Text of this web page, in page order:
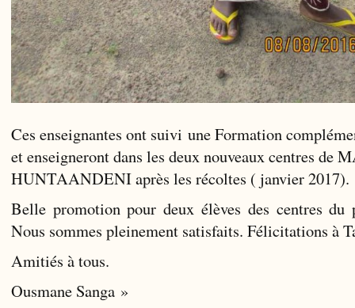
Ces enseignantes ont suivi une Formation
et enseigneront dans les deux nouveaux centres de
HUNTAANDENI après les récoltes ( janvier 2017).
Belle promotion pour deux élèves des centres du
Nous sommes pleinement satisfaits. Félicitations à
Amitiés à tous.
Ousmane Sanga »